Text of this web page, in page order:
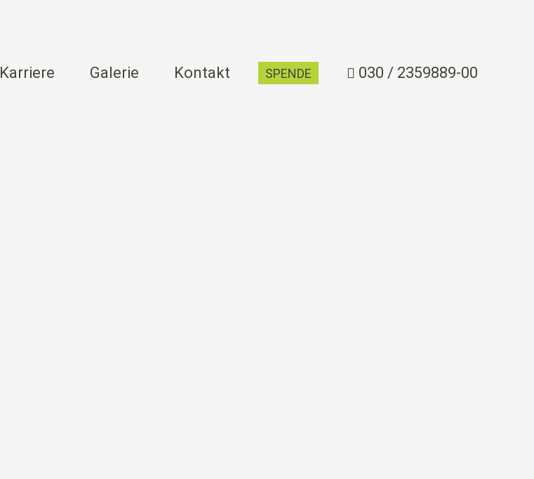
Karriere Galerie Kontakt SPENDE 030 / 2359889-00